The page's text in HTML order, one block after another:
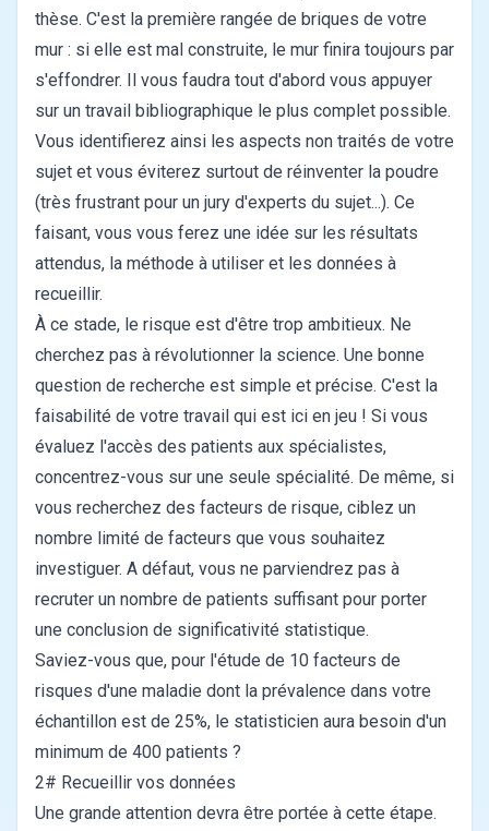
thèse. C'est la première rangée de briques de votre
mur : si elle est mal construite, le mur finira toujours par
s'effondrer. Il vous faudra tout d'abord vous appuyer
sur un travail bibliographique le plus complet possible.
Vous identifierez ainsi les aspects non traités de votre
sujet et vous éviterez surtout de réinventer la poudre
(très frustrant pour un jury d'experts du sujet...). Ce
faisant, vous vous ferez une idée sur les résultats
attendus, la méthode à utiliser et les données à
recueillir.
À ce stade, le risque est d'être trop ambitieux. Ne
cherchez pas à révolutionner la science. Une bonne
question de recherche est simple et précise. C'est la
faisabilité de votre travail qui est ici en jeu ! Si vous
évaluez l'accès des patients aux spécialistes,
concentrez-vous sur une seule spécialité. De même, si
vous recherchez des facteurs de risque, ciblez un
nombre limité de facteurs que vous souhaitez
investiguer. A défaut, vous ne parviendrez pas à
recruter un nombre de patients suffisant pour porter
une conclusion de significativité statistique.
Saviez-vous que, pour l'étude de 10 facteurs de
risques d'une maladie dont la prévalence dans votre
échantillon est de 25%, le statisticien aura besoin d'un
minimum de 400 patients ?
2# Recueillir vos données
Une grande attention devra être portée à cette étape.